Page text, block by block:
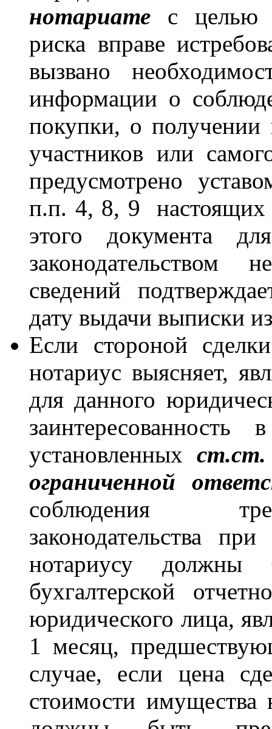
нотариате с целью
риска вправе
вызвано
информации о
покупки, о получении
участников или
предусмотрено
п.п. 4, 8, 9 настоящих
этого документа
законодательством
сведений
дату выдачи выписки
Если стороной
нотариус выясняет,
для данного
установленных
ограниченной
соблюдения
законодательства
нотариусу должны
бухгалтерской
юридического лица,
1 месяц,
случае, если цена
стоимости имущества